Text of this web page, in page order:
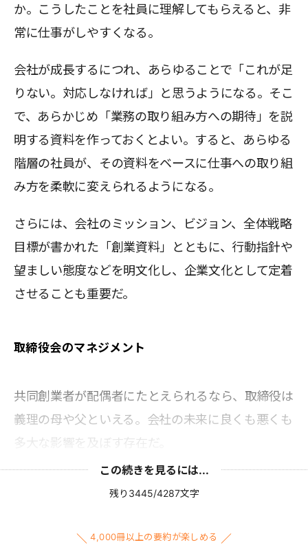
か。こうしたことを社員に理解してもらえると、非
常に仕事がしやすくなる。
会社が成長するにつれ、あらゆることで「これが足
りない。対応しなければ」と思うようになる。そこ
で、あらかじめ「業務の取り組み方への期待」を説
明する資料を作っておくとよい。すると、あらゆる
階層の社員が、その資料をベースに仕事への取り組
み方を柔軟に変えられるようになる。
さらには、会社のミッション、ビジョン、全体戦略
目標が書かれた「創業資料」とともに、行動指針や
望ましい態度などを明文化し、企業文化として定着
させることも重要だ。
取締役会のマネジメント
共同創業者が配偶者にたとえられるなら、取締役は
義理の母や父といえる。会社の未来に良くも悪くも
多大な影響を及ぼす存在だ。
この続きを見るには...
残り3445/4287文字
4,000冊以上の要約が楽しめる